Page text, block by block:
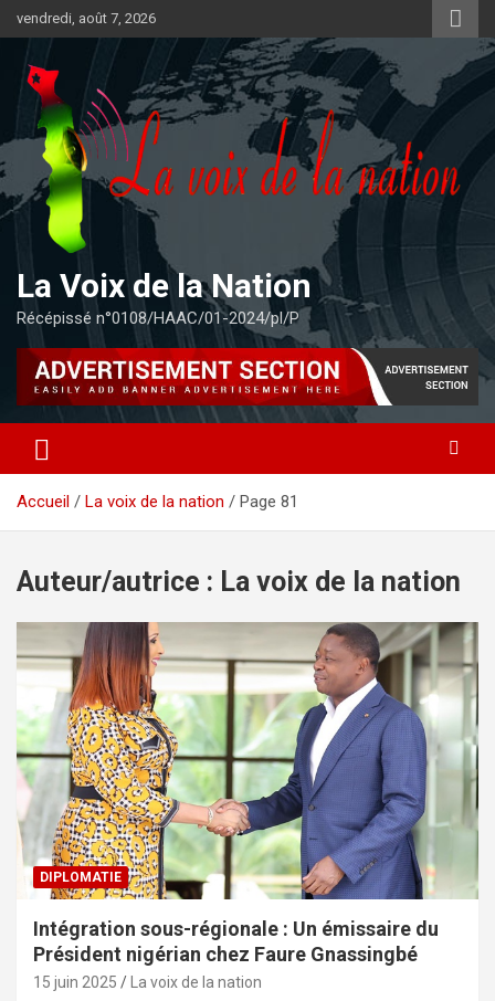
au
contenu
vendredi, août 7, 2026
La Voix de la Nation
Récépissé n°0108/HAAC/01-2024/pl/P
Accueil La voix de la nation Page 81
Auteur/autrice : La voix de la nation
DIPLOMATIE
Intégration sous-régionale : Un émissaire du
Président nigérian chez Faure Gnassingbé
15 juin 2025 La voix de la nation